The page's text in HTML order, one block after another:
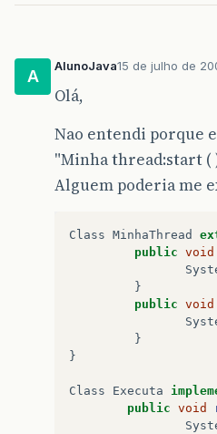
A
AlunoJava15 de julho de
Olá,
Nao entendi porque
"Minha thread:start (
Alguem poderia me
Class MinhaThread
public void
}
public void
}
}
Class Executa
public void